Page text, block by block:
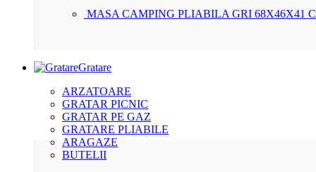
MASA CAMPING PLIABILA GRI 68X46X41
Gratare
ARZATOARE
GRATAR PICNIC
GRATAR PE GAZ
GRATARE PLIABILE
ARAGAZE
BUTELII